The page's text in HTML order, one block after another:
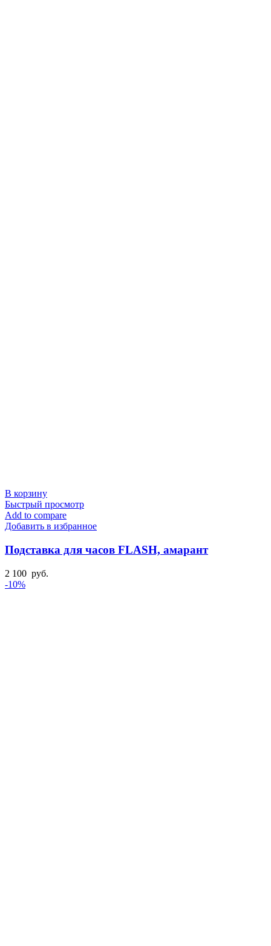
В корзину
Быстрый просмотр
Add to compare
Добавить в избранное
Подставка для часов FLASH, амарант
2 100 руб.
-10%